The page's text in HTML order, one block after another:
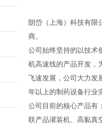
朗岱（上海）科技有限
商。
公司始终坚持的以技术
机高速线的产品开发，
飞速发展，公司大力发
年以上的制药设备行业
公司目前的核心产品有
联产品灌装机、高黏真